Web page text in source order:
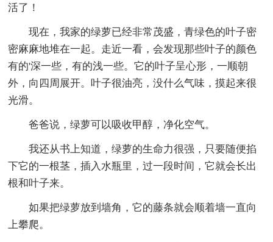
活了！
现在，我家的绿萝已经非常茂盛，青绿色的叶子密
密麻麻地堆在一起。走近一看，会发现那些叶子的颜色
有的'深一些，有的浅一些。它的叶子呈心形，一顺朝
外，向四周展开。叶子很油亮，没什么气味，摸起来很
光滑。
爸爸说，绿萝可以吸收甲醇，净化空气。
我还从书上知道，绿萝的生命力很强，只要随便掐
下它的一根茎，插入水瓶里，过一段时间，它就会长出
根和叶子来。
如果把绿萝放到墙角，它的藤条就会顺着墙一直向
上攀爬。